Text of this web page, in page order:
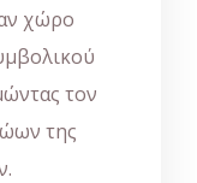
χώρο
τον
της